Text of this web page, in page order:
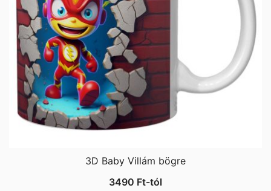
3D Baby Villám bögre
3490 Ft-tól